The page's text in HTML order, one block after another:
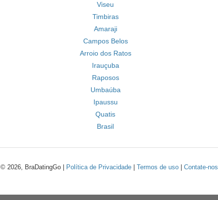
Viseu
Timbiras
Amaraji
Campos Belos
Arroio dos Ratos
Irauçuba
Raposos
Umbaúba
Ipaussu
Quatis
Brasil
© 2026, BraDatingGo | Política de Privacidade| Termos de uso| Contate-nos